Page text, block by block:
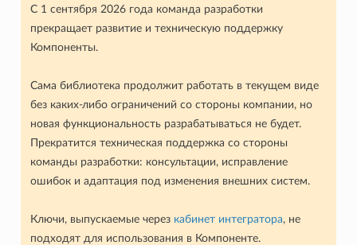
С 1 сентября 2026 года команда разработки
прекращает развитие и техническую поддержку
Компоненты.
Сама библиотека продолжит работать в текущем виде
без каких-либо ограничений со стороны компании, но
новая функциональность разрабатываться не будет.
Прекратится техническая поддержка со стороны
команды разработки: консультации, исправление
ошибок и адаптация под изменения внешних систем.
Ключи, выпускаемые через кабинет интегратора, не
подходят для использования в Компоненте.